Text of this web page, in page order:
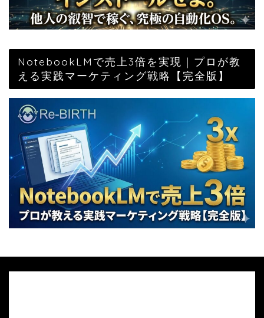
NotebookLMで売上3倍を実現｜プロが教
える実践マーケティング戦略【完全版】